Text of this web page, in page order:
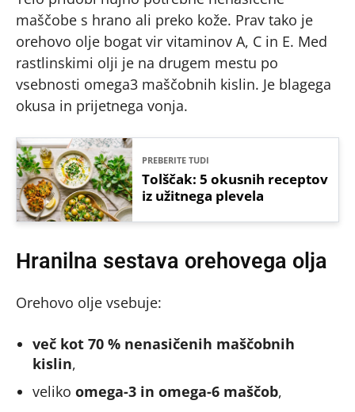
maščobe s hrano ali preko kože. Prav tako je
orehovo olje bogat vir vitaminov A, C in E. Med
rastlinskimi olji je na drugem mestu po
vsebnosti omega3 maščobnih kislin. Je blagega
okusa in prijetnega vonja.
PREBERITE TUDI
Tolščak: 5 okusnih receptov
iz užitnega plevela
Hranilna sestava orehovega olja
Orehovo olje vsebuje:
več kot 70 % nenasičenih maščobnih
kislin,
veliko omega-3 in omega-6 maščob,